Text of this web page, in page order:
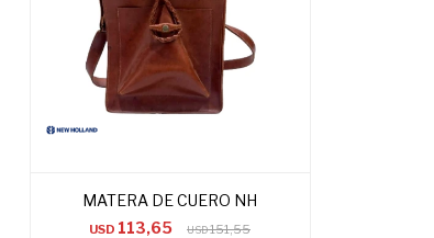
MATERA DE CUERO NH
USD 113,65 USD151,55